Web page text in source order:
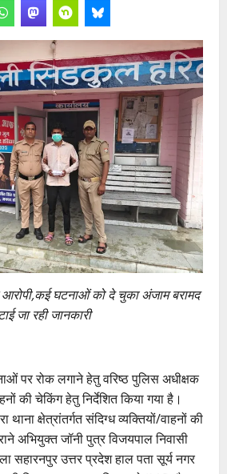
घटनाओं को दे चुका अंजाम बरामद
जा रही जानकारी
पर रोक लगाने हेतु वरिष्ठ पुलिस अधीक्षक
की चेकिंग हेतु निर्देशित किया गया है।
थाना क्षेत्रांतर्गत संदिग्ध व्यक्तियों/वाहनों की
अभियुक्त जॉनी पुत्र विजयपाल निवासी
सहारनपुर उत्तर प्रदेश हाल पता सूर्य नगर